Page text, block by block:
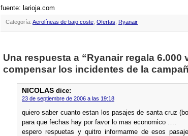
fuente: larioja.com
Categoría: Aerolíneas de bajo coste Ofertas Ryanair
Una respuesta a “Ryanair regala 6.000
compensar los incidentes de la
NICOLAS dice:
23 de septiembre de 2006 a las 19:18
quiero saber cuanto estan los pasajes de santa cruz
para que fechas hay por favor lo mas economico ….
espero respuetas y quitro informarme de esos